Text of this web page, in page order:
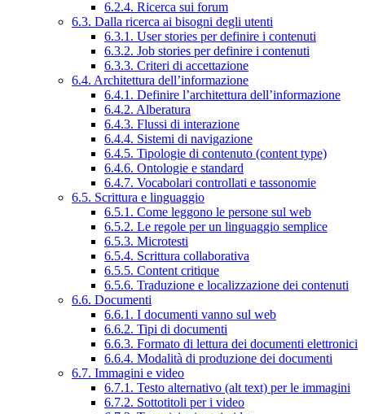
6.2.4. Ricerca sui forum
6.3. Dalla ricerca ai bisogni degli utenti
6.3.1. User stories per definire i contenuti
6.3.2. Job stories per definire i contenuti
6.3.3. Criteri di accettazione
6.4. Architettura dell’informazione
6.4.1. Definire l’architettura dell’informazione
6.4.2. Alberatura
6.4.3. Flussi di interazione
6.4.4. Sistemi di navigazione
6.4.5. Tipologie di contenuto (content type)
6.4.6. Ontologie e standard
6.4.7. Vocabolari controllati e tassonomie
6.5. Scrittura e linguaggio
6.5.1. Come leggono le persone sul web
6.5.2. Le regole per un linguaggio semplice
6.5.3. Microtesti
6.5.4. Scrittura collaborativa
6.5.5. Content critique
6.5.6. Traduzione e localizzazione dei contenuti
6.6. Documenti
6.6.1. I documenti vanno sul web
6.6.2. Tipi di documenti
6.6.3. Formato di lettura dei documenti elettronici
6.6.4. Modalità di produzione dei documenti
6.7. Immagini e video
6.7.1. Testo alternativo (alt text) per le immagini
6.7.2. Sottotitoli per i video